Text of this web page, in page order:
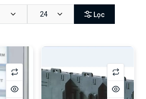
24 Lọc